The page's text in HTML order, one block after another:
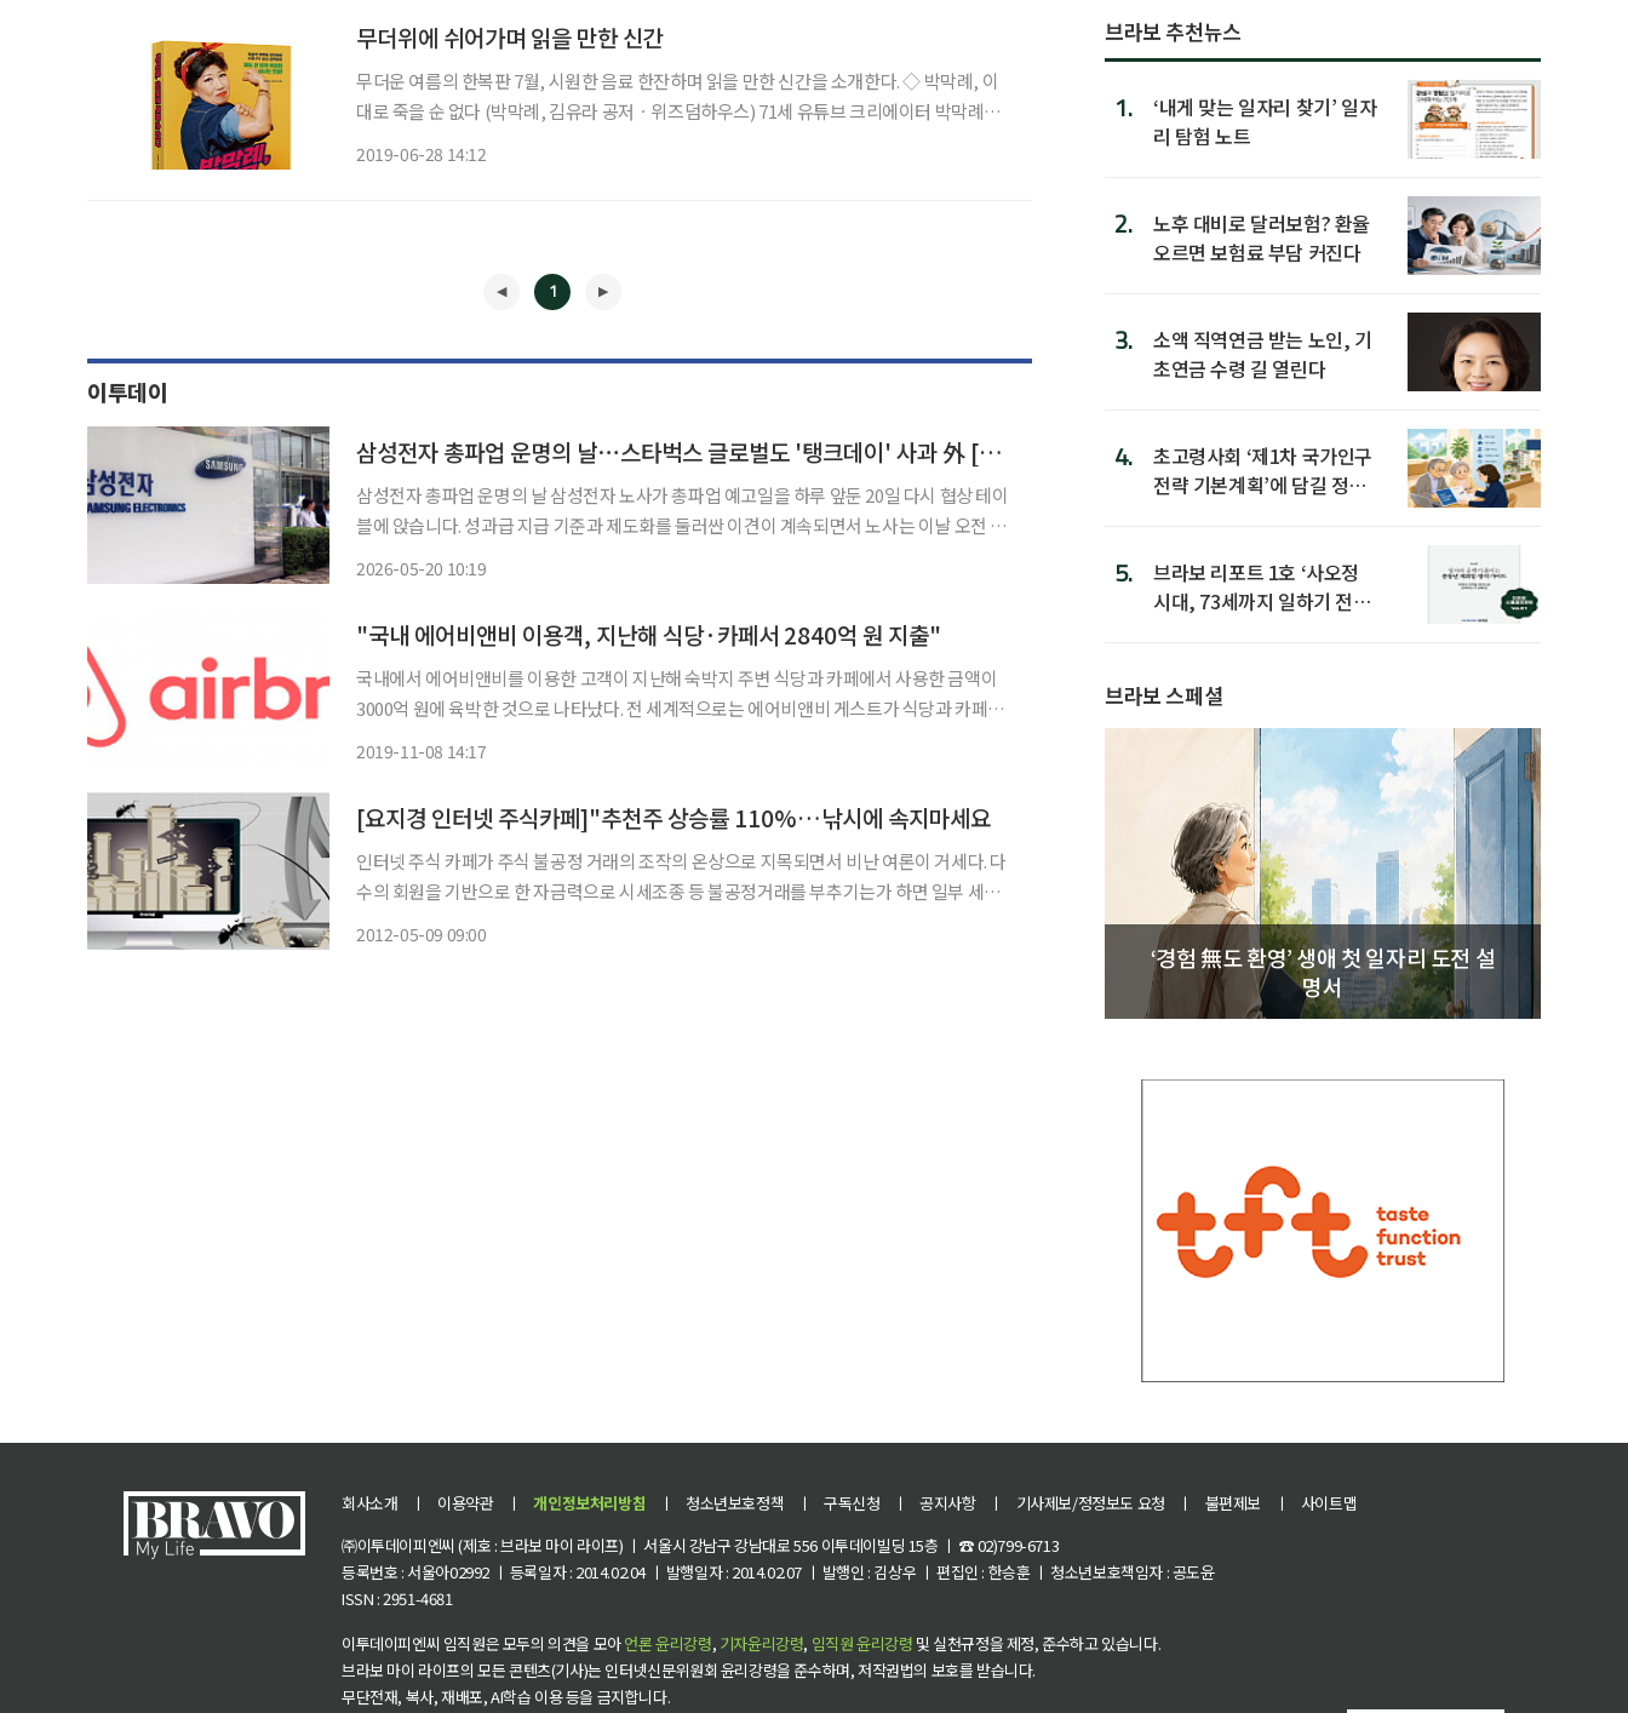
무더위에 쉬어가며 읽을 만한 신간
무더운 여름의 한복판 7월, 시원한 음료 한잔하며 읽을 만한 신간을 소개한다. ◇ 박막례, 이
대로 죽을 순 없다 (박막례, 김유라 공저ㆍ위즈덤하우스) 71세 유튜브 크리에이터 박막례와
2019-06-28 14:12
1
이투데이
삼성전자 총파업 운명의 날⋯스타벅스 글로벌도 '탱크데이' 사과 外 [오늘의 주요뉴스]
삼성전자 총파업 운명의 날 삼성전자 노사가 총파업 예고일을 하루 앞둔 20일 다시 협상 테이
블에 앉습니다. 성과급 지급 기준과 제도화를 둘러싼 이견이 계속되면서 노사는 이날 오전 10
2026-05-20 10:19
"국내 에어비앤비 이용객, 지난해 식당·카페서 2840억 원 지출"
국내에서 에어비앤비를 이용한 고객이 지난해 숙박지 주변 식당과 카페에서 사용한 금액이
3000억 원에 육박한 것으로 나타났다. 전 세계적으로는 에어비앤비 게스트가 식당과 카페에
2019-11-08 14:17
[요지경 인터넷 주식카페]"추천주 상승률 110%…낚시에 속지마세요
인터넷 주식 카페가 주식 불공정 거래의 조작의 온상으로 지목되면서 비난 여론이 거세다. 다
수의 회원을 기반으로 한 자금력으로 시세조종 등 불공정거래를 부추기는가 하면 일부 세력
2012-05-09 09:00
브라보 추천뉴스
1.
‘내게 맞는 일자리 찾기’ 일자
리 탐험 노트
2.
노후 대비로 달러보험? 환율
오르면 보험료 부담 커진다
3.
소액 직역연금 받는 노인, 기
초연금 수령 길 열린다
4.
초고령사회 ‘제1차 국가인구
전략 기본계획’에 담길 정책
5.
브라보 리포트 1호 ‘사오정
시대, 73세까지 일하기 전략’
브라보 스페셜
‘경험 無도 환영’ 생애 첫 일자리 도전 설
명서
회사소개 ㅣ 이용약관 ㅣ 개인정보처리방침 ㅣ 청소년보호정책 ㅣ 구독신청 ㅣ 공지사항 ㅣ 기사제보/정정보도 요청 ㅣ 불편제보 ㅣ
사이트맵
㈜이투데이피엔씨 (제호 : 브라보 마이 라이프) ㅣ 서울시 강남구 강남대로 556 이투데이빌딩 15층 ㅣ ☎ 02)799-6713
등록번호 : 서울아02992 ㅣ 등록일자 : 2014.02.04 ㅣ 발행일자 : 2014.02.07 ㅣ 발행인 : 김상우 ㅣ 편집인 : 한승훈 ㅣ 청소년보호책임자 : 공도윤
ISSN : 2951-4681
이투데이피엔씨 임직원은 모두의 의견을 모아언론 윤리강령, 기자윤리강령, 임직원 윤리강령 및 실천규정을 제정, 준수하고 있습니다.
브라보 마이 라이프의 모든 콘텐츠(기사)는 인터넷신문위원회 윤리강령을 준수하며, 저작권법의 보호를 받습니다.
무단전재, 복사, 재배포, AI학습 이용 등을 금지합니다.